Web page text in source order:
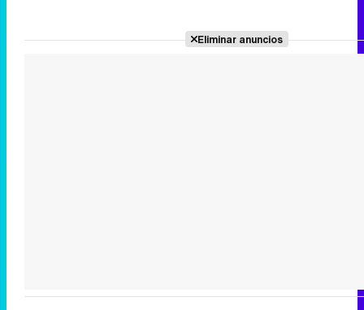
Eliminar anuncios